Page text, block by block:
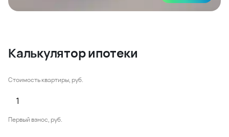
Калькулятор ипотеки
Стоимость квартиры, руб.
Первый взнос, руб.